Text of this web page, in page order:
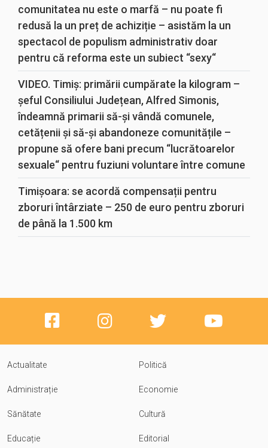
comunitatea nu este o marfă – nu poate fi
redusă la un preț de achiziție – asistăm la un
spectacol de populism administrativ doar
pentru că reforma este un subiect “sexy“
VIDEO. Timiș: primării cumpărate la kilogram –
șeful Consiliului Județean, Alfred Simonis,
îndeamnă primarii să-și vândă comunele,
cetățenii și să-și abandoneze comunitățile –
propune să ofere bani precum “lucrătoarelor
sexuale“ pentru fuziuni voluntare între comune
Timișoara: se acordă compensații pentru
zboruri întârziate – 250 de euro pentru zboruri
de până la 1.500 km
Actualitate Politică
Administrație Economie
Sănătate Cultură
Educație Editorial